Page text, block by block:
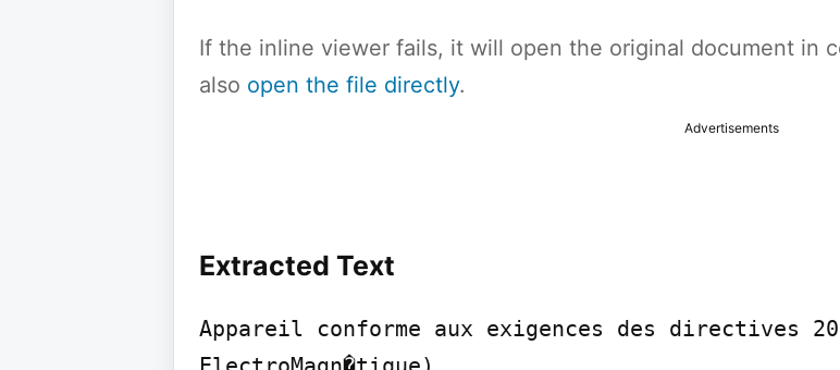
If the inline viewer fails, it will open the original document in
also open the file directly.
Advertisements
Extracted Text
Appareil conforme aux exigences des directives